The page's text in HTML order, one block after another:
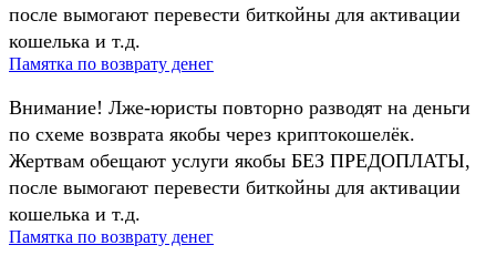
после вымогают перевести биткойны для активации
кошелька и т.д.
Памятка по возврату денег
Внимание! Лже-юристы повторно разводят на деньги
по схеме возврата якобы через криптокошелёк.
Жертвам обещают услуги якобы БЕЗ ПРЕДОПЛАТЫ,
после вымогают перевести биткойны для активации
кошелька и т.д.
Памятка по возврату денег